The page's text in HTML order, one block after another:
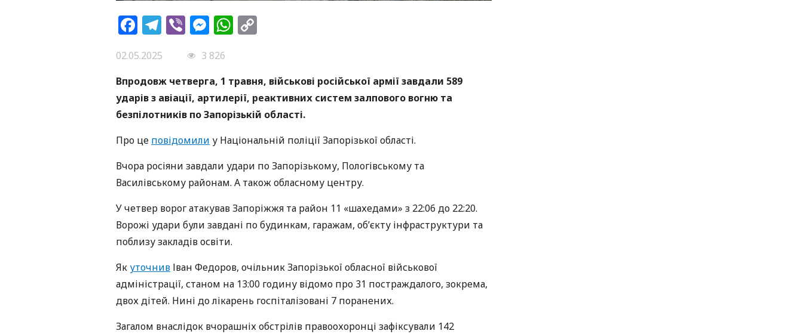
Facebook
Telegram
ViberMessenger
WhatsApp
02.05.2025
3 826
Впродовж четверга, 1 травня, військові російської армії завдали 589
ударів з авіації, артилерії, реактивних систем залпового вогню та
безпілотників по Запорізькій області.
Про це повідомили у Національній поліції Запорізької області.
Вчора росіяни завдали удари по Запорізькому, Пологівському та
Василівському районам. А також обласному центру.
У четвер ворог атакував Запоріжжя та район 11 «шахедами» з 22:06 до 22:20.
Ворожі удари були завдані по будинкам, гаражам, об’єкту інфраструктури та
поблизу закладів освіти.
Як уточнив Іван Федоров, очільник Запорізької обласної військової
адміністрації, станом на 13:00 годину відомо про 31 постраждалого, зокрема,
двох дітей. Нині до лікарень госпіталізовані 7 поранених.
Загалом внаслідок вчорашніх обстрілів правоохоронці зафіксували 142